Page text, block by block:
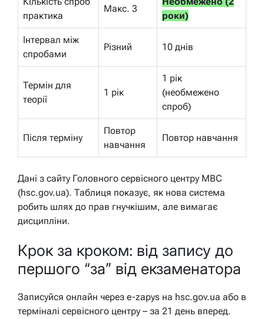
практика
Макс. 3
роки)
Інтервал між
спробами
Різний 10 днів
Термін для
теорії
1 рік
1 рік
(необмежено
спроб)
Після терміну
Повтор
навчання
Повтор навчання
Дані з сайту Головного сервісного центру МВС
(hsc.gov.ua). Таблиця показує, як нова система
робить шлях до прав гнучкішим, але вимагає
дисципліни.
Крок за кроком: від запису до
першого “за” від екзаменатора
Записуйся онлайн через e-zapys на hsc.gov.ua або в
терміналі сервісного центру – за 21 день вперед.